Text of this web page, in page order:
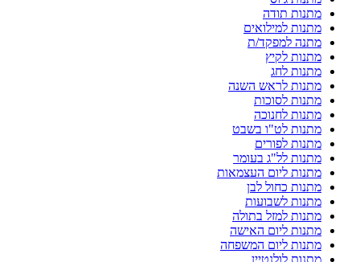
מתנות תודה
מתנות למילואים
מתנה למפקד/ת
מתנות לקיץ
מתנות לחג
מתנות לראש השנה
מתנות לסוכות
מתנות לחנוכה
מתנות לט"ו בשבט
מתנות לפורים
מתנות לל"ג בעומר
מתנות ליום העצמאות
מתנות כחול לבן
מתנות לשבועות
מתנות למזל בתולה
מתנות ליום האישה
מתנות ליום המשפחה
מתנות לולנטיין